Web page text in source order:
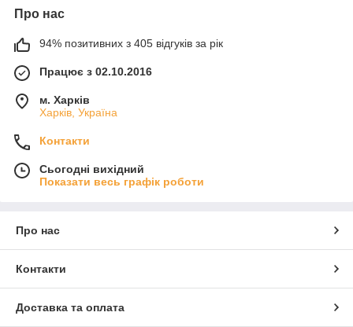
Про нас
94% позитивних з 405 відгуків за рік
Працює з 02.10.2016
м. Харків
Харків, Україна
Контакти
Сьогодні вихідний
Показати весь графік роботи
Про нас
Контакти
Доставка та оплата